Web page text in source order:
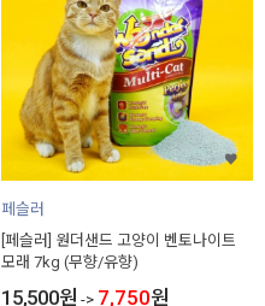
페슬러
[페슬러] 원더샌드 고양이 벤토나이트
모래 7kg (무향/유향)
15,500원 -> 7,750원